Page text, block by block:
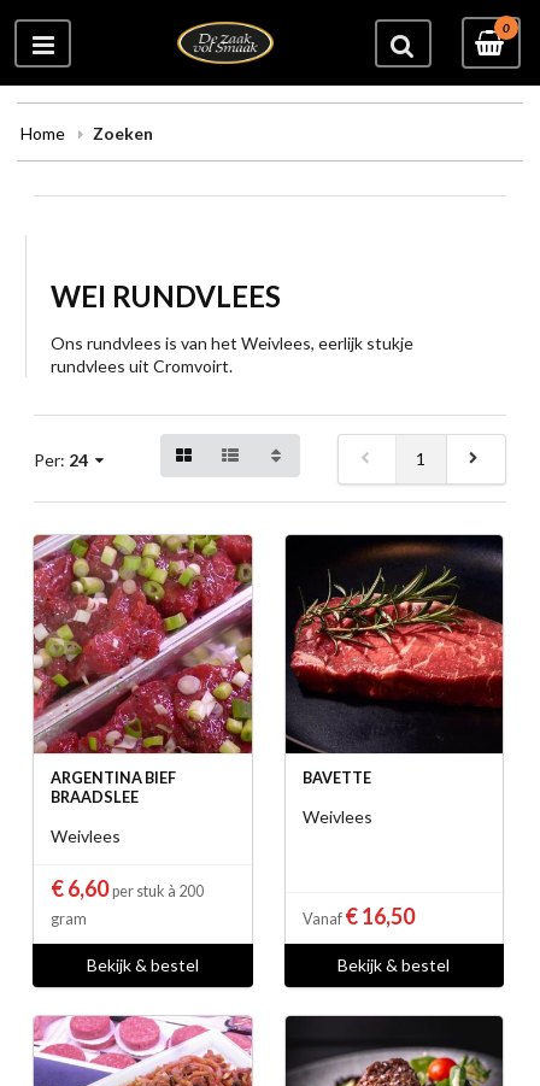
0
Home Zoeken
WEI RUNDVLEES
Ons rundvlees is van het Weivlees, eerlijk stukje
rundvlees uit Cromvoirt.
Per: 24 1
ARGENTINA BIEF
BRAADSLEE
Weivlees
€ 6,60per stuk à 200
gram
Bekijk & bestel
BAVETTE
Weivlees
Vanaf € 16,50
Bekijk & bestel